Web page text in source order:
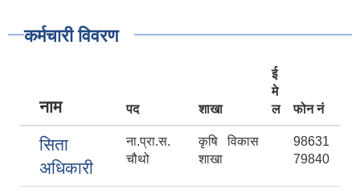
कर्मचारी विवरण
नाम पद शाखा
ई
मे
ल
फोन नं
सिता
अधिकारी
ना.प्रा.स.
चौथो
कृषि विकास
शाखा
98631
79840